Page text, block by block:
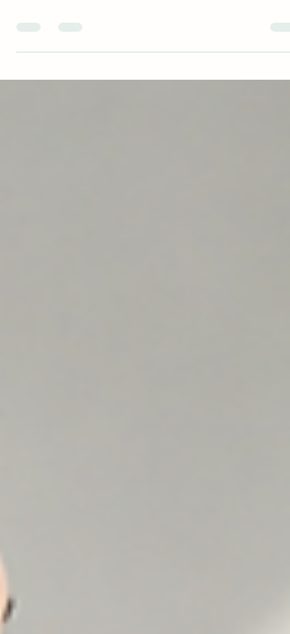
bienestar y relajación.